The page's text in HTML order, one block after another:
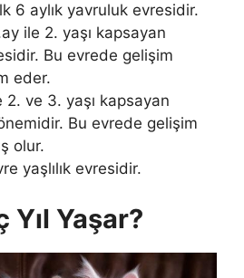
6 aylık yavruluk evresidir.
ile 2. yaşı kapsayan
Bu evrede gelişim
eder.
2. ve 3. yaşı kapsayan
Bu evrede gelişim
olur.
yaşlılık evresidir.
Yıl Yaşar?